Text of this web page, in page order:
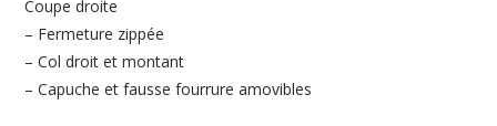
t
Coupe droite
– Fermeture zippée
– Col droit et montant
– Capuche et fausse fourrure amovibles